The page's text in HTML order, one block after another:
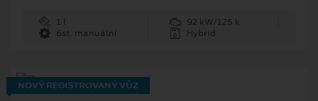
1 l
92 kW/125 k
6st. manuální
Hybrid
NOVÝ REGISTROVANÝ VŮZ